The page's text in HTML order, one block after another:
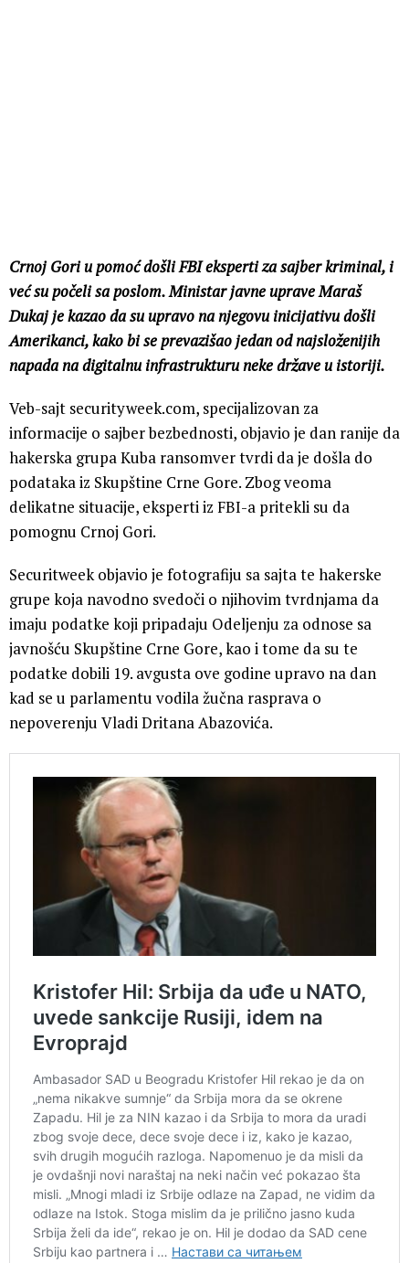
Crnoj Gori u pomoć došli FBI eksperti za sajber kriminal, i
već su počeli sa poslom. Ministar javne uprave Maraš
Dukaj je kazao da su upravo na njegovu inicijativu došli
Amerikanci, kako bi se prevazišao jedan od najsloženijih
napada na digitalnu infrastrukturu neke države u istoriji.
Veb-sajt securityweek.com, specijalizovan za
informacije o sajber bezbednosti, objavio je dan ranije da
hakerska grupa Kuba ransomver tvrdi da je došla do
podataka iz Skupštine Crne Gore. Zbog veoma
delikatne situacije, eksperti iz FBI-a pritekli su da
pomognu Crnoj Gori.
Securitweek objavio je fotografiju sa sajta te hakerske
grupe koja navodno svedoči o njihovim tvrdnjama da
imaju podatke koji pripadaju Odeljenju za odnose sa
javnošću Skupštine Crne Gore, kao i tome da su te
podatke dobili 19. avgusta ove godine upravo na dan
kad se u parlamentu vodila žučna rasprava o
nepoverenju Vladi Dritana Abazovića.